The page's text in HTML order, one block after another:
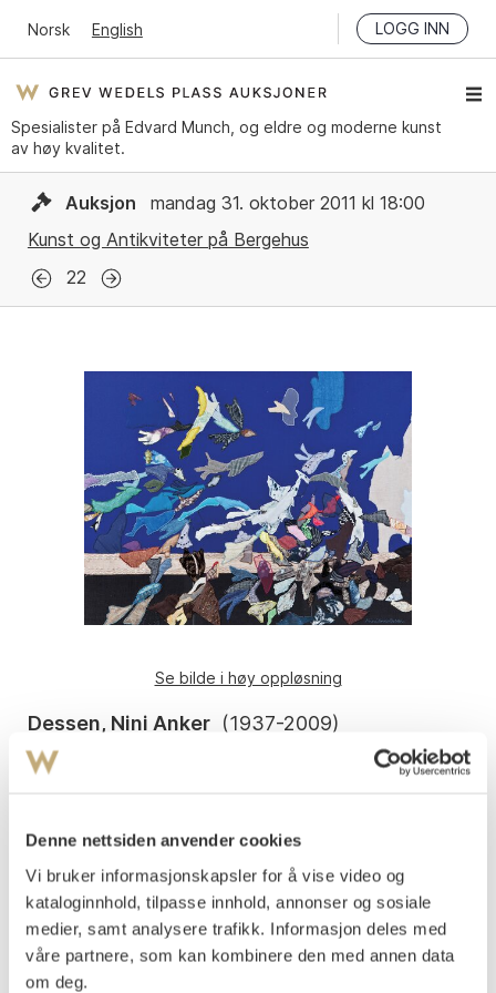
Denne nettsiden anvender cookies
Vi bruker informasjonskapsler for å vise video og
kataloginnhold, tilpasse innhold, annonser og sosiale
medier, samt analysere trafikk. Informasjon deles med
våre partnere, som kan kombinere den med annen data
om deg.
Norsk English LOGG INN
Spesialister på Edvard Munch, og eldre og moderne kunst
av høy kvalitet.
Auksjon
mandag 31. oktober 2011 kl 18:00
Kunst og Antikviteter på Bergehus
22
Se bilde i høy oppløsning
Dessen, Nini Anker (1937-2009)
Crescendo
Signert nede t.h.: Nini Anker Dessen
Spisestuen.
Vurdering
NOK 10 000–15 000